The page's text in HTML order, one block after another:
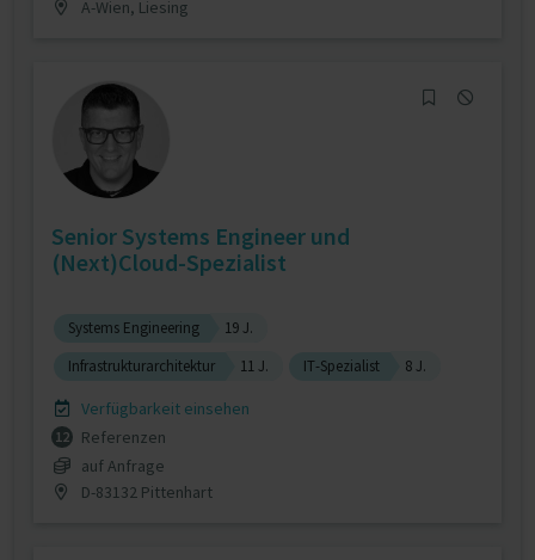
A-Wien, Liesing
Senior Systems Engineer und
(Next)Cloud-Spezialist
Systems Engineering
19 J.
Infrastrukturarchitektur
11 J. IT-Spezialist 8 J.
Verfügbarkeit einsehen
12
Referenzen
auf Anfrage
D-83132 Pittenhart